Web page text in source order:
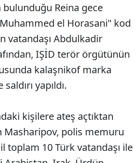
Reina gece
el Horasani" kod
vatandaşı Abdulkadir
IŞİD terör örgütünün
kalaşnikof marka
yapıldı.
kişilere ateş açtıktan
Masharipov, polis memuru
toplam 10 Türk vatandaşı ile